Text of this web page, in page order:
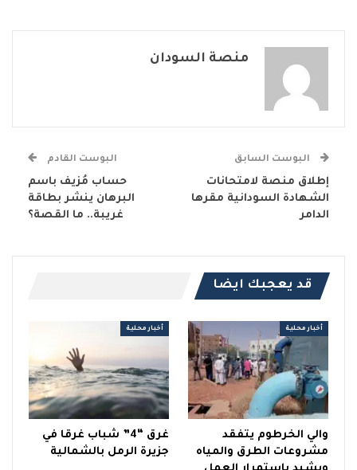
منصة السودان
البوست السابق
إطلاق منصة لامتحانات
الشهادة السودانية مقرها
الدامر
البوست القادم
حساب مُزيف باسم
البرهان ينشر بطاقة
غريبة.. ما القصة؟
قد يعجبك ايضا
أخبار محلية
والي الخرطوم يتفقد
مشروعات الطرق والمياه
أخبار محلية
غرق “4” شباب غرقا في
جزيرة الرمل بالشمالية